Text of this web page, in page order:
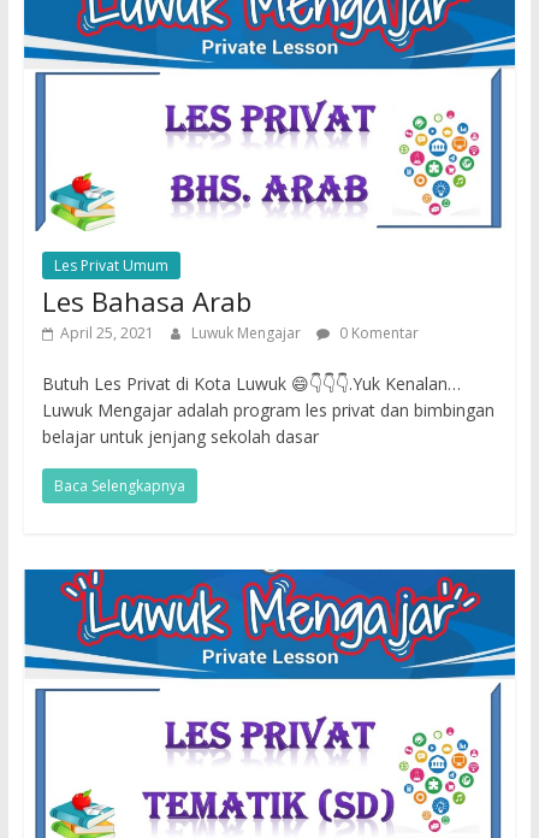
Les Privat Umum
Les Bahasa Arab
April 25, 2021 Luwuk Mengajar 0 Komentar
Butuh Les Privat di Kota Luwuk 😄👇👇👇.Yuk Kenalan…
Luwuk Mengajar adalah program les privat dan bimbingan
belajar untuk jenjang sekolah dasar
Baca Selengkapnya